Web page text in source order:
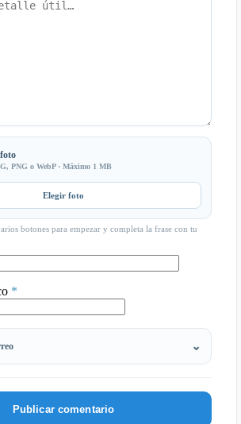
PNG o WebP · Máximo 1 MB
Elegir foto
botones para empezar y completa la frase con tu
*